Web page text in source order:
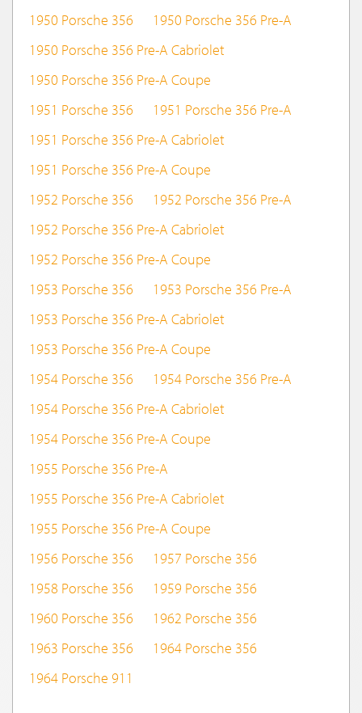
1950 Porsche 356
1950 Porsche 356 Pre-A
1950 Porsche 356 Pre-A Cabriolet
1950 Porsche 356 Pre-A Coupe
1951 Porsche 356
1951 Porsche 356 Pre-A
1951 Porsche 356 Pre-A Cabriolet
1951 Porsche 356 Pre-A Coupe
1952 Porsche 356
1952 Porsche 356 Pre-A
1952 Porsche 356 Pre-A Cabriolet
1952 Porsche 356 Pre-A Coupe
1953 Porsche 356
1953 Porsche 356 Pre-A
1953 Porsche 356 Pre-A Cabriolet
1953 Porsche 356 Pre-A Coupe
1954 Porsche 356
1954 Porsche 356 Pre-A
1954 Porsche 356 Pre-A Cabriolet
1954 Porsche 356 Pre-A Coupe
1955 Porsche 356 Pre-A
1955 Porsche 356 Pre-A Cabriolet
1955 Porsche 356 Pre-A Coupe
1956 Porsche 356
1957 Porsche 356
1958 Porsche 356
1959 Porsche 356
1960 Porsche 356
1962 Porsche 356
1963 Porsche 356
1964 Porsche 356
1964 Porsche 911